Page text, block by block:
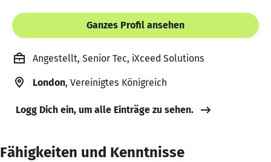
Ganzes Profil ansehen
Angestellt, Senior Tec, iXceed Solutions
London, Vereinigtes Königreich
Logg Dich ein, um alle Einträge zu sehen.
Fähigkeiten und Kenntnisse